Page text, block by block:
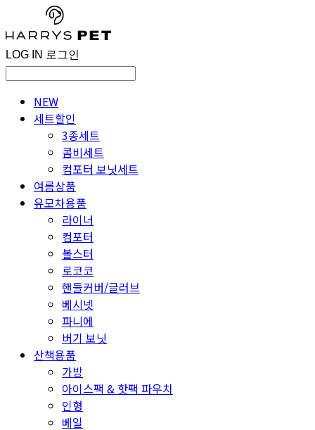
LOG IN 로그인
NEW
세트할인
3종세트
콤비세트
컴포터 보닛세트
여름상품
유모차용품
라이너
컴포터
볼스터
로코코
핸들커버/글러브
베시넷
파니에
버기 보닛
산책용품
가방
아이스팩 & 핫팩 파우치
인형
베일